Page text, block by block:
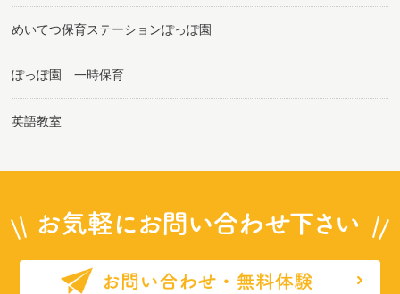
めいてつ保育ステーションぽっぽ園
ぽっぽ園 一時保育
英語教室